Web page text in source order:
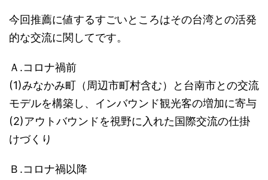
今回推薦に値するすごいところはその台湾との活発
的な交流に関してです。
Ａ.コロナ禍前
(1)みなかみ町（周辺市町村含む）と台南市との交流
モデルを構築し、インバウンド観光客の増加に寄与
(2)アウトバウンドを視野に入れた国際交流の仕掛
けづくり
Ｂ.コロナ禍以降